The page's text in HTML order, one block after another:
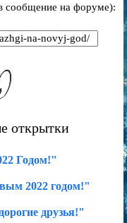
сообщение на форуме):
открытки
Годом!"
2022 годом!"
друзья!"